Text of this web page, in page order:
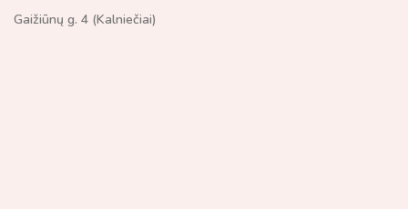
Gaižiūnų g. 4 (Kalniečiai)